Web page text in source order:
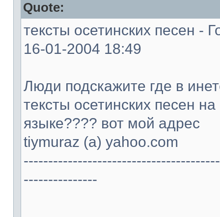
Quote:
тексты осетинских песен -
16-01-2004 18:49
Люди подскажите где в
тексты осетинских песен
языке???? вот мой адрес
tiymuraz (а) yahoo.com
---------------